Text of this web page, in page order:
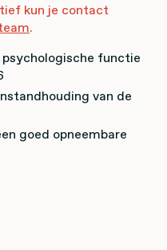
kun je contact
.
functie
van de
goed opneembare